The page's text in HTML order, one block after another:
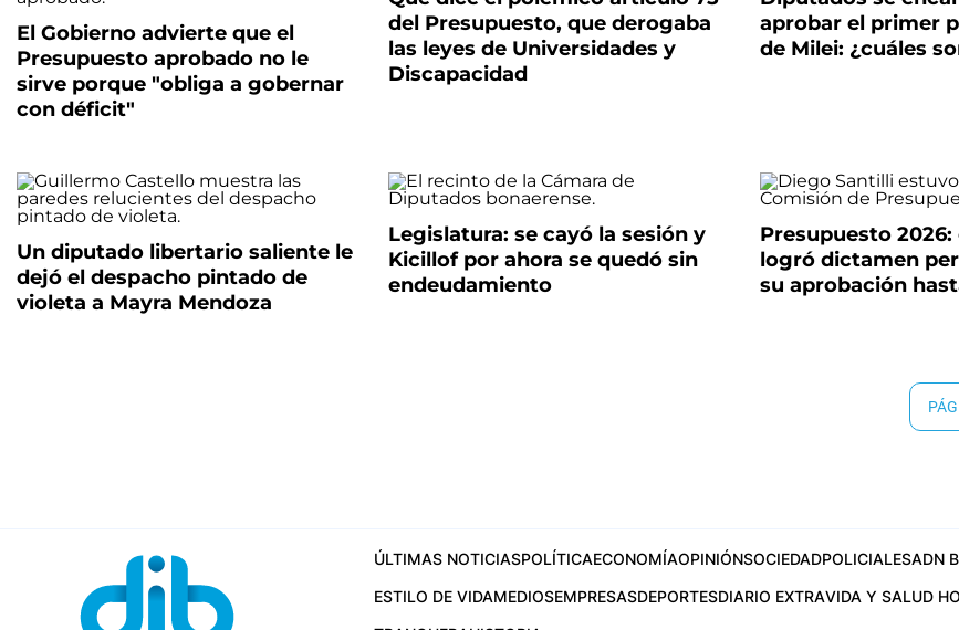
El Gobierno advierte que el
Presupuesto aprobado no le
sirve porque "obliga a gobernar
con déficit"
del Presupuesto, que derogaba
las leyes de Universidades y
Discapacidad
aprobar el primer
de Milei: ¿cuáles
Un diputado libertario saliente le
dejó el despacho pintado de
violeta a Mayra Mendoza
Legislatura: se cayó la sesión y
Kicillof por ahora se quedó sin
endeudamiento
Presupuesto
logró dictamen
su aprobación
ÚLTIMAS NOTICIASPOLÍTICAECONOMÍAOPINIÓNSOCIEDADPOLICIALESADN
ESTILO DE VIDAMEDIOSEMPRESASDEPORTESDIARIO EXTRAVIDA Y SALUD